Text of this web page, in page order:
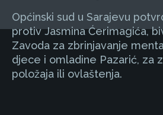
Općinski sud u Sarajevu
protiv Jasmina Ćerimagića,
Zavoda za zbrinjavanje
djece i omladine Pazarić, za
položaja ili ovlaštenja.